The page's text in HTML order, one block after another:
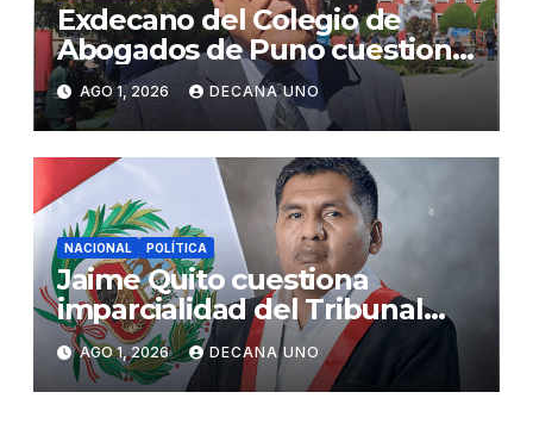
Exdecano del Colegio de
Abogados de Puno cuestiona
propuestas sobre seguridad
ciudadana
AGO 1, 2026 DECANA UNO
NACIONAL POLÍTICA
Jaime Quito cuestiona
imparcialidad del Tribunal
Constitucional tras liberación
de Ollanta Humala
AGO 1, 2026 DECANA UNO